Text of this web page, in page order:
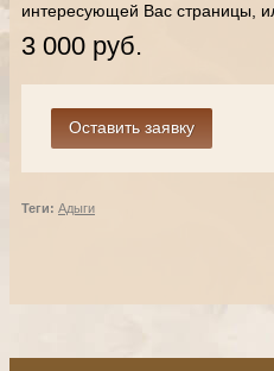
интересующей Вас страницы,
3 000 руб.
Теги: Адыги